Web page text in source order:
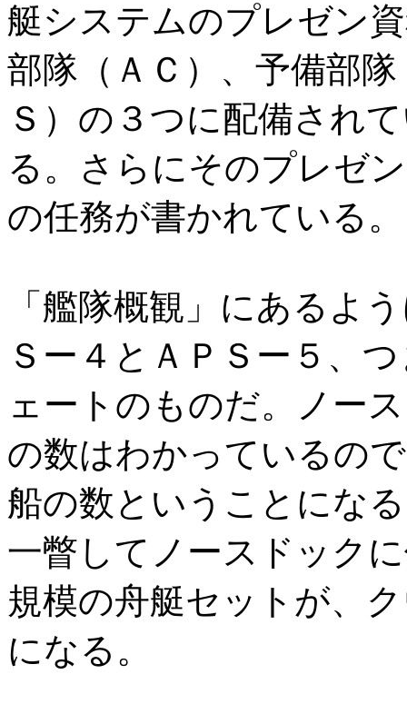
艇システムのプレゼン
部隊（ＡＣ）、予備部
Ｓ）の３つに配備され
る。さらにそのプレゼ
の任務が書かれている
「艦隊概観」にあるよ
Ｓー４とＡＰＳー５、
ェートのものだ。ノー
の数はわかっているの
船の数ということにな
一瞥してノースドック
規模の舟艇セットが、
になる。